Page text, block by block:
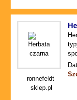
ronnefeldt-
sklep.pl